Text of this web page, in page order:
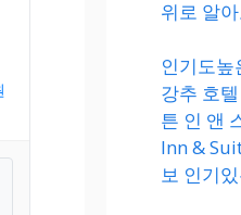
위로 알
인기도높
강추 호
튼 인 앤
Inn &
보 인기